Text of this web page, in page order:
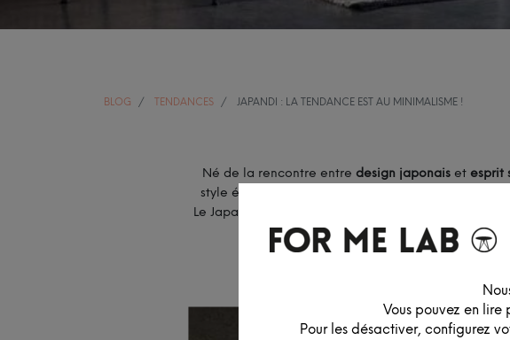
Vous pouvez en lire
Pour les désactiver, configurez
BLOG TENDANCES JAPANDI : LA TENDANCE EST AU MINIMALISME !
Né de la rencontre entre design japonais et esprit
style épuré et leur philosophie, ces deux régions du
Le Japandi, c’est un subtil et harmonieux mélange